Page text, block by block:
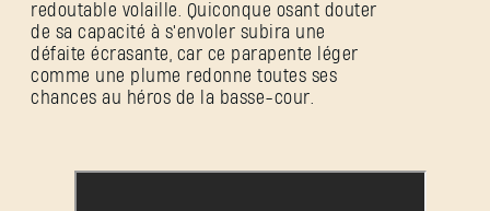
redoutable volaille. Quiconque osant douter
de sa capacité à s'envoler subira une
défaite écrasante, car ce parapente léger
comme une plume redonne toutes ses
chances au héros de la basse-cour.